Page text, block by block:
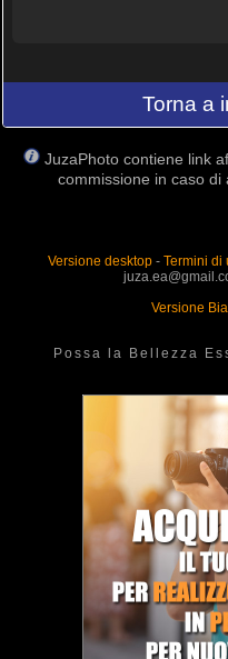
Torna a
JuzaPhoto contiene link
commissione in caso di
Versione desktop- Termini di
Versione
Possa la Bellezza